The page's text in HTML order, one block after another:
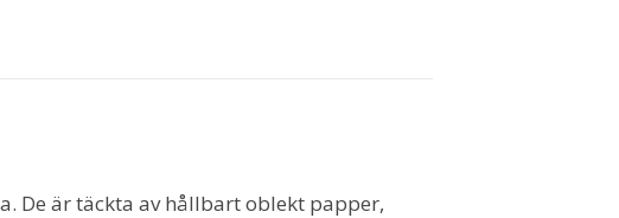
De är täckta av hållbart oblekt papper,